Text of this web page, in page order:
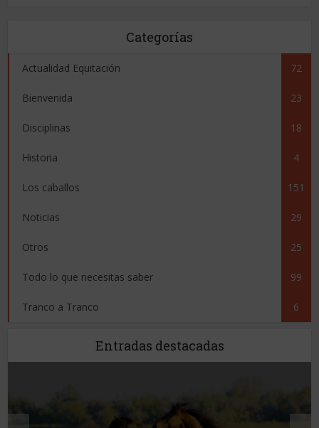
Categorías
Actualidad Equitación 72
Bienvenida 23
Disciplinas 18
Historia 4
Los caballos 151
Noticias 29
Otros 25
Todo lo que necesitas saber 99
Tranco a Tranco 6
Entradas destacadas